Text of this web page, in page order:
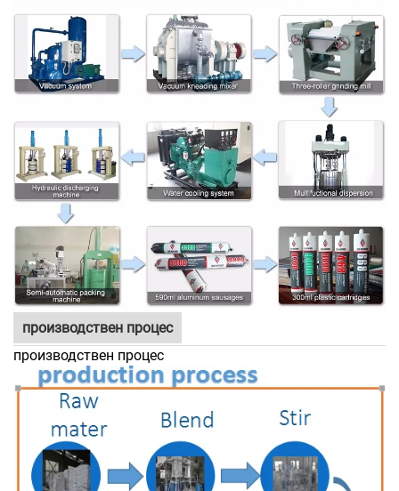
производствен процес
производствен процес